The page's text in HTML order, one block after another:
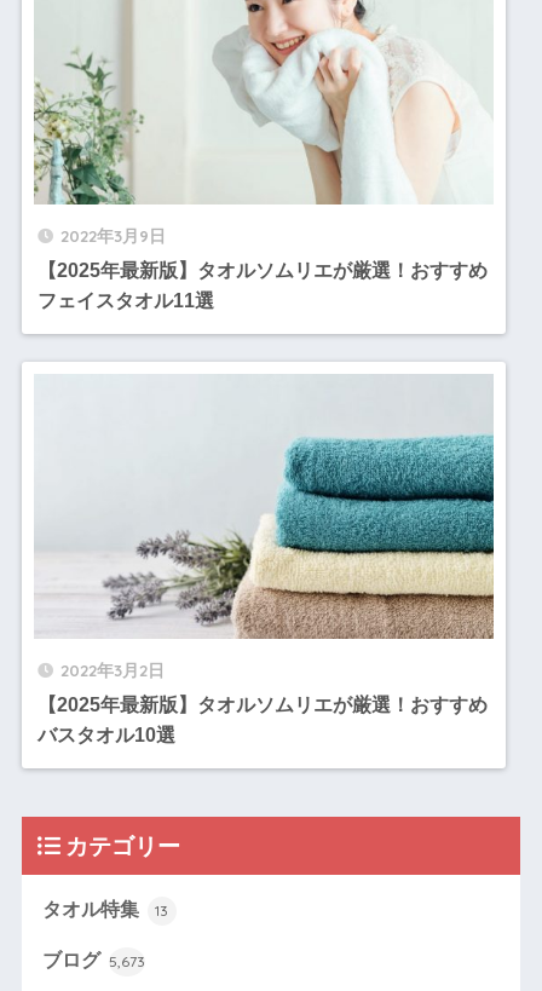
2022年3月9日
【2025年最新版】タオルソムリエが厳選！おすすめ
フェイスタオル11選
2022年3月2日
【2025年最新版】タオルソムリエが厳選！おすすめ
バスタオル10選
カテゴリー
タオル特集 13
ブログ 5,673